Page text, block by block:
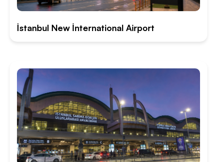
İstanbul New İnternational Airport